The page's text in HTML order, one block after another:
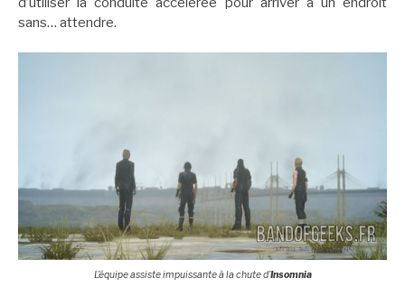
sans… attendre.
L’équipe assiste impuissante à la chute d’Insomnia